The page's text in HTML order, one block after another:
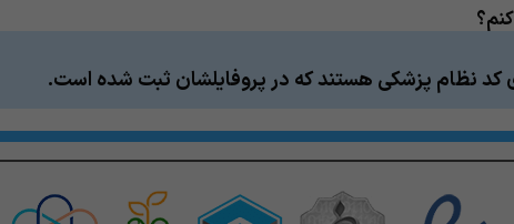
کد نظام پزشکی هستند که در پروفایلشان ثبت شده است.